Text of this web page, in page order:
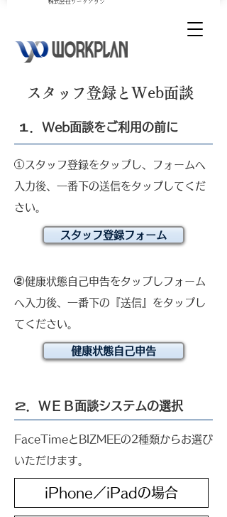
​株式会社ワークプラン
​スタッフ登録とWeb面談
１．Web面談をご利用の前に
①スタッフ登録をタップし、フォームへ
入力後、一番下の送信をタップしてくだ
さい。
スタッフ登録フォーム
➁健康状態自己申告をタップしフォーム
へ入力後、一番下の『送信』をタップし
てください。
健康状態自己申告
２．ＷＥＢ面談システムの選択
FaceTimeとBIZMEEの2種類からお選び
いただけます。
iPhone／iPadの場合